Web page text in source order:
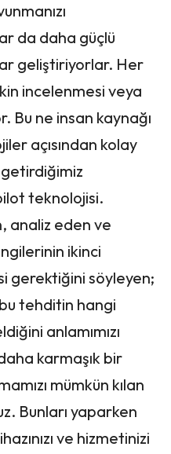
da daha güçlü
geliştiriyorlar. Her
incelenmesi veya
Bu ne insan kaynağı
açısından kolay
teknolojisi.
analiz eden ve
ikinci
gerektiğini söyleyen;
tehditin hangi
anlamımızı
karmaşık bir
mümkün kılan
Bunları yaparken
ve hizmetinizi